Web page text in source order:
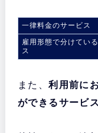
一律料金のサービス
雇用形態で分けてい
ス
また、利用前に
ができるサービ